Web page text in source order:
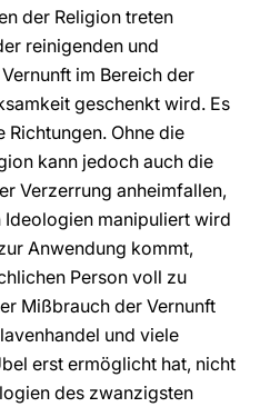
der Religion treten
reinigenden und
im Bereich der
geschenkt wird. Es
Richtungen. Ohne die
kann jedoch auch die
Verzerrung anheimfallen,
manipuliert wird
Anwendung kommt,
Person voll zu
Mißbrauch der Vernunft
und viele
erst ermöglicht hat, nicht
des zwanzigsten